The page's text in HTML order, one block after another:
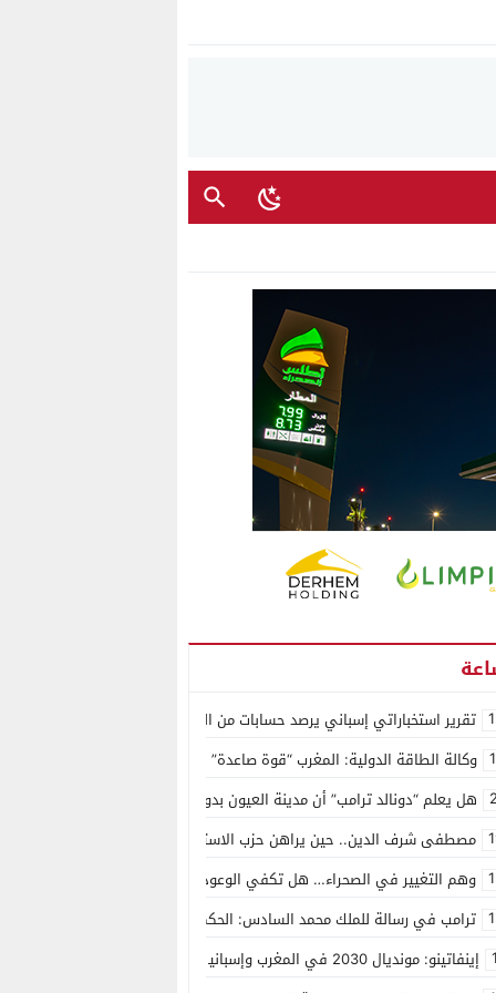
تقرير استخباراتي إسباني يرصد حسابات من الجزائر وأرقاما بـ”213+” ضمن حملة رقمية منظمة حرّضت على اقتحام سبتة
وكالة الطاقة الدولية: المغرب “قوة صاعدة” في سوق المعادن الاستراتيجية
هل يعلم “دونالد ترامب” أن مدينة العيون بدون ماء؟
مصطفى شرف الدين.. حين يراهن حزب الاستقلال على الكفاءة ويمنح الشباب
وهم التغيير في الصحراء… هل تكفي الوعود الفارغة لصناعة الواقع؟
ترامب في رسالة للملك محمد السادس: الحكم الذاتي هو الأساس الوحيد لحل
إينفاتينو: مونديال 2030 في المغرب وإسبانيا والبرتغال سيكون “الأجمل في التاريخ”